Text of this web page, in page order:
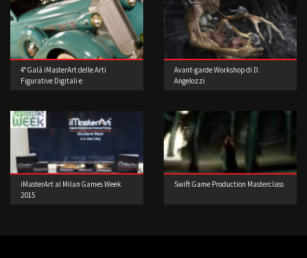
4° Galà iMasterArt delle Arti
Figurative Digitali e
Avant-garde Workshop di D.
Angelozzi
iMasterArt al Milan Games Week
2015
Swift Game Production Masterclass